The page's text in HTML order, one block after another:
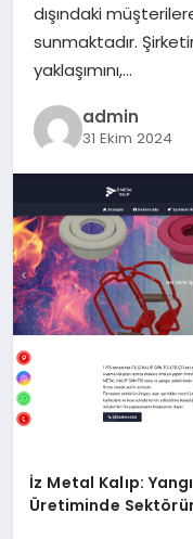
dışındaki
sunmaktadır.
yaklaşımını,…
admin
31 Ekim 2024
İz Metal Kalıp:
Üretiminde